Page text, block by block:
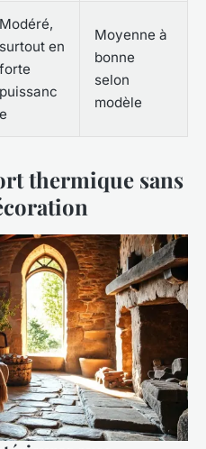
Modéré,
surtout en
forte
puissanc
e
Moyenne à
bonne
selon
modèle
thermique sans